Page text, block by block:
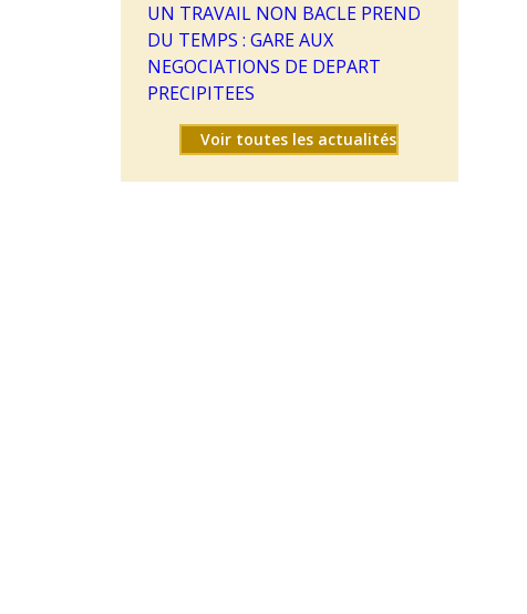
UN TRAVAIL NON BACLE PREND
DU TEMPS : GARE AUX
NEGOCIATIONS DE DEPART
PRECIPITEES
Voir toutes les actualités